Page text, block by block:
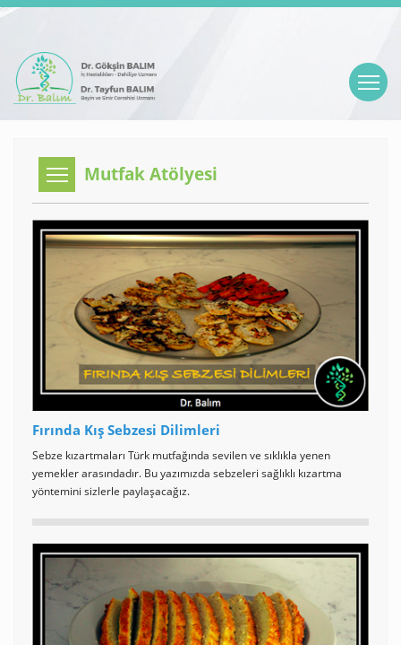
Mutfak Atölyesi
Fırında Kış Sebzesi Dilimleri
Sebze kızartmaları Türk mutfağında sevilen ve sıklıkla yenen
yemekler arasındadır. Bu yazımızda sebzeleri sağlıklı kızartma
yöntemini sizlerle paylaşacağız.